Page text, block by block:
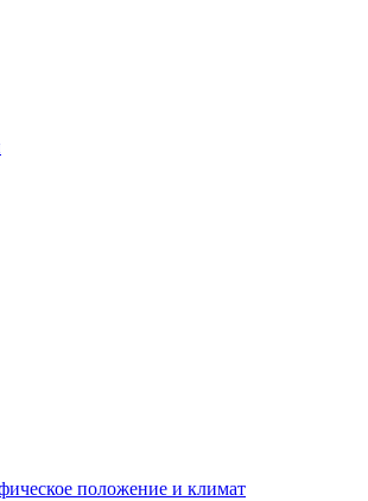
положение и климат